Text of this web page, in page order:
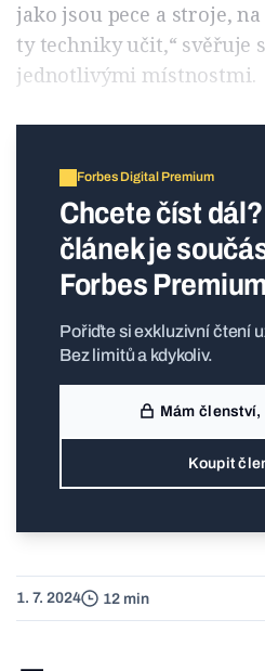
jako jsou pece a stroje,
ty techniky učit,“ svěřuje
jednotlivými místnostmi.
Forbes Digital Premium
Chcete číst
článek je
Forbes Premium
Pořiďte si exkluzivní čtení
Bez limitů a kdykoliv.
Mám
Koupit
1. 7. 2024 12 min